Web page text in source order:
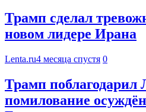
Трамп сделал
новом лидере Ирана
Lenta.ru4 месяца спустя 0
Трамп поблагодарил
помилование